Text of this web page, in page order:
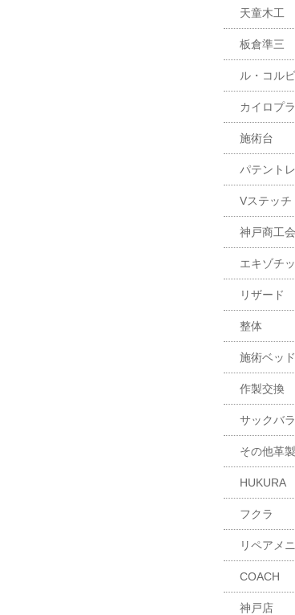
天童木工
板倉準三
ル・コル
カイロプ
施術台
パテント
Vステッチ
神戸商工
エキゾチ
リザード
整体
施術ベッド
作製交換
サックバ
その他革
HUKURA
フクラ
リペアメ
COACH
神戸店